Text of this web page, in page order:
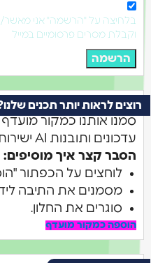
בלחיצה על "הרשמה" אני מאשר/ת
וקבלת מסרים פרסומיים במייל
הרשמה
רוצים לראות יותר תכנים שלנו?
סמנו אותנו כמקור מועדף
עדכונים ותובנות AI ישירות בתוצאות החיפוש!
הסבר קצר איך מוסיפים:
לוחצים על הכפתור
מסמנים את התיבה ליד Let’s AI.
סוגרים את החלון.
הוספה כמקור מועדף